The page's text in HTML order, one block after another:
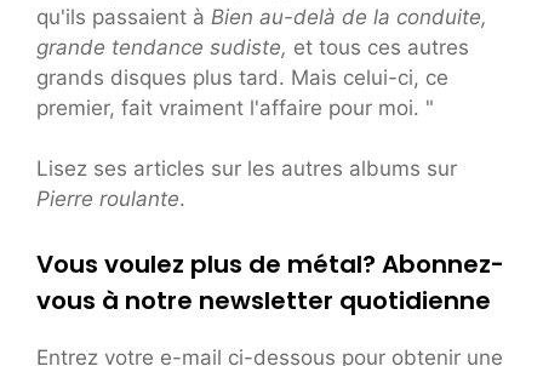
qu'ils passaient à Bien au-delà de la conduite,
grande tendance sudiste, et tous ces autres
grands disques plus tard. Mais celui-ci, ce
premier, fait vraiment l'affaire pour moi. "
Lisez ses articles sur les autres albums sur
Pierre roulante.
Vous voulez plus de métal? Abonnez-
vous à notre newsletter quotidienne
Entrez votre e-mail ci-dessous pour obtenir une